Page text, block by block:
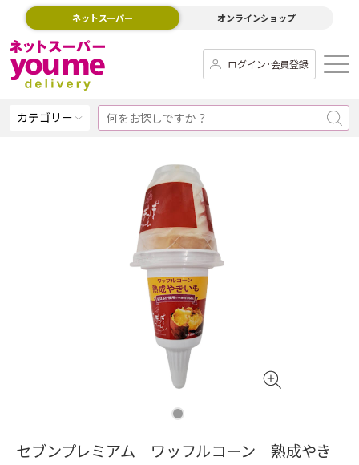
ネットスーパー オンラインショップ
ログイン･会員登録
カテゴリー
セブンプレミアム ワッフルコーン 熟成やき